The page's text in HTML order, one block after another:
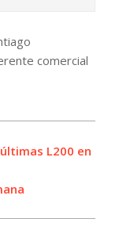
comercial
L200 en